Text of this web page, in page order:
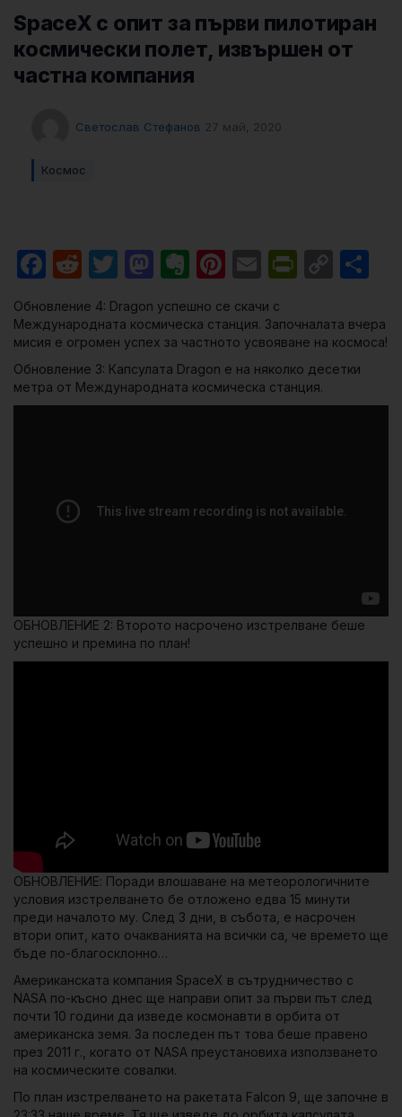
SpaceX с опит за първи пилотиран
космически полет, извършен от
частна компания
Светослав Стефанов 27 май, 2020
Космос
Facebook
RedditTwitter
Mastodon
Evernote
Pinterest
Email
Обновление 4: Dragon успешно се скачи с
Международната космическа станция. Започналата вчера
мисия е огромен успех за частното усвояване на космоса!
Обновление 3: Капсулата Dragon е на няколко десетки
метра от Международната космическа станция.
ОБНОВЛЕНИЕ 2: Второто насрочено изстрелване беше
успешно и премина по план!
ОБНОВЛЕНИЕ: Поради влошаване на метеорологичните
условия изстрелването бе отложено едва 15 минути
преди началото му. След 3 дни, в събота, е насрочен
втори опит, като очакванията на всички са, че времето ще
бъде по-благосклонно…
Американската компания SpaceX в сътрудничество с
NASA по-късно днес ще направи опит за първи път след
почти 10 години да изведе космонавти в орбита от
американска земя. За последен път това беше правено
през 2011 г., когато от NASA преустановиха използването
на космическите совалки.
По план изстрелването на ракетата Falcon 9 , ще започне в